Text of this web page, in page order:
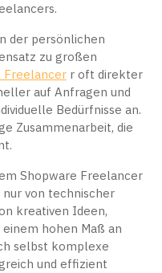
der persönlichen
zu großen
Freelancerr oft direkter
auf Anfragen und
Bedürfnisse an.
Zusammenarbeit, die
Shopware Freelancer
von technischer
kreativen Ideen,
hohen Maß an
selbst komplexe
und effizient